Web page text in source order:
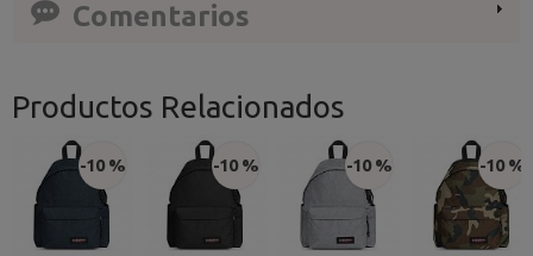
Comentarios
Productos Relacionados
-10 % -10 % -10 % -10 %